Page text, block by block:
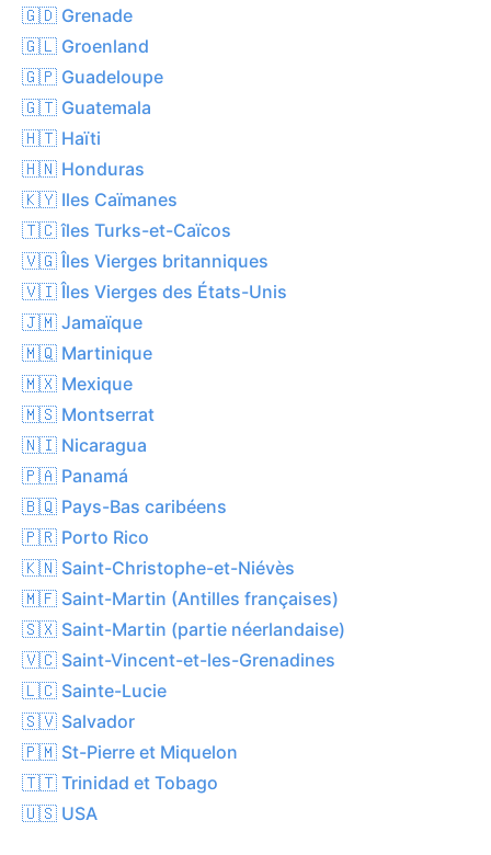
🇬🇩 Grenade
🇬🇱 Groenland
🇬🇵 Guadeloupe
🇬🇹 Guatemala
🇭🇹 Haïti
🇭🇳 Honduras
🇰🇾 Iles Caïmanes
🇹🇨 îles Turks-et-Caïcos
🇻🇬 Îles Vierges britanniques
🇻🇮 Îles Vierges des États-Unis
🇯🇲 Jamaïque
🇲🇶 Martinique
🇲🇽 Mexique
🇲🇸 Montserrat
🇳🇮 Nicaragua
🇵🇦 Panamá
🇧🇶 Pays-Bas caribéens
🇵🇷 Porto Rico
🇰🇳 Saint-Christophe-et-Niévès
🇲🇫 Saint-Martin (Antilles françaises)
🇸🇽 Saint-Martin (partie néerlandaise)
🇻🇨 Saint-Vincent-et-les-Grenadines
🇱🇨 Sainte-Lucie
🇸🇻 Salvador
🇵🇲 St-Pierre et Miquelon
🇹🇹 Trinidad et Tobago
🇺🇸 USA